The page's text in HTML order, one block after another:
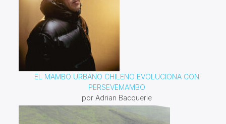
EL MAMBO URBANO CHILENO EVOLUCIONA CON
PERSEVEMAMBO
por Adrian Bacquerie